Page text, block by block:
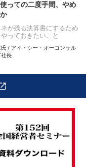
っての二度手間、やめ
ネが残る決算書にするため
っておきたいこと
/ アイ・シー・オーコンサル
長